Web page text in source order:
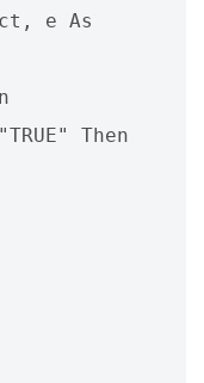
e As
Then